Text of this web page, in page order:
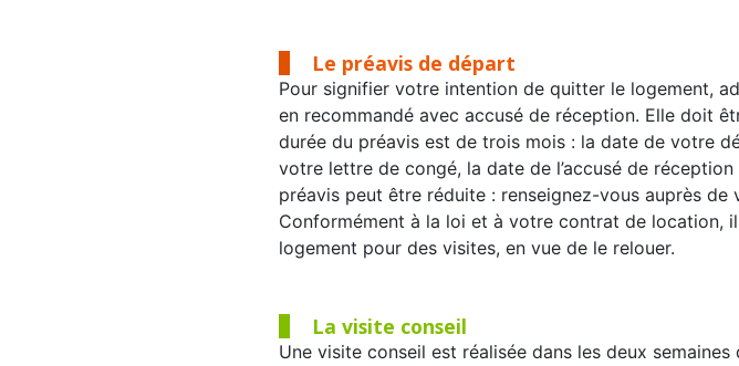
Le préavis de départ
Pour signifier votre intention de quitter le logement,
en recommandé avec accusé de réception. Elle doit
durée du préavis est de trois mois : la date de votre
votre lettre de congé, la date de l’accusé de
préavis peut être réduite : renseignez-vous auprès de
Conformément à la loi et à votre contrat de location,
logement pour des visites, en vue de le relouer.
La visite conseil
Une visite conseil est réalisée dans les deux